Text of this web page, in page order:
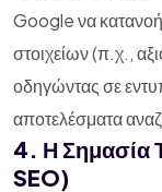
Google να
στοιχείων (π.χ.,
οδηγώντας σε
αποτελέσματα
4. Η
SEO)